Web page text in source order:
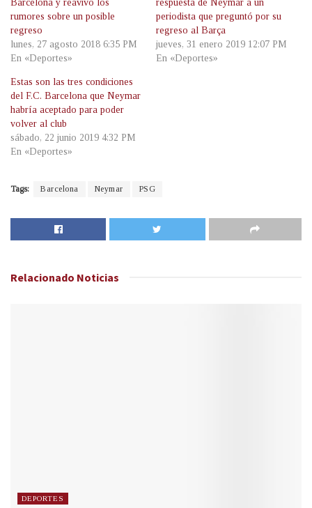
Barcelona y reavivó los
rumores sobre un posible
regreso
lunes, 27 agosto 2018 6:35 PM
En «Deportes»
respuesta de Neymar a un
periodista que preguntó por su
regreso al Barça
jueves, 31 enero 2019 12:07 PM
En «Deportes»
Estas son las tres condiciones
del F.C. Barcelona que Neymar
habría aceptado para poder
volver al club
sábado, 22 junio 2019 4:32 PM
En «Deportes»
Tags: Barcelona Neymar PSG
Relacionado Noticias
DEPORTES